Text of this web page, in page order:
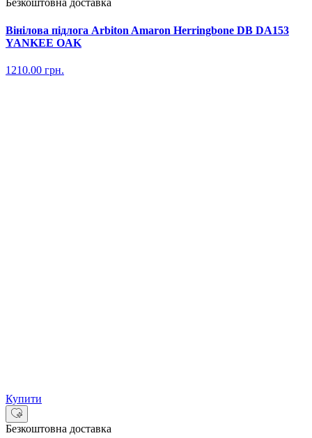
Безкоштовна доставка
Вінілова підлога Arbiton Amaron Herringbone DB DA153
YANKEE OAK
1210.00 грн.
Купити
Безкоштовна доставка